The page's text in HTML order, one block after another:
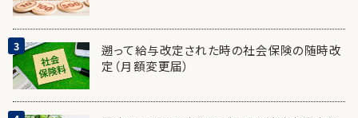
遡って給与改定された時の社会保険の随時改
定（月額変更届）